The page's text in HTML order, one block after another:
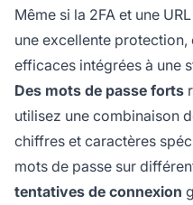
Même si la 2FA et une
une excellente
efficaces intégrées à une
Des mots de passe forts
utilisez une combinaison
chiffres et caractères
mots de passe sur
tentatives de connexion